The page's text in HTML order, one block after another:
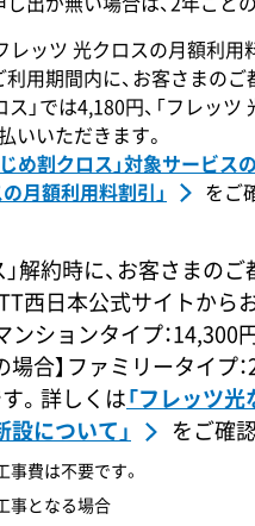
フレッツ 光クロスの月額利用
用期間内に、お客さまの
ス」では4,180円、「フレッ
いいただきます。
じめ割クロス」対象サービス
月額利用料割引」
をご
」解約時に、お客さまの
西日本公式サイトか
ンションタイプ：
合】ファミリータイプ：
。詳しくは「フレッツ
について」
をご確
費は不要です。
事となる場合